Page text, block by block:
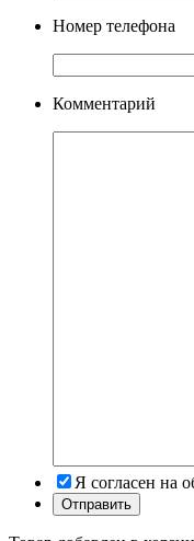
Номер телефона
Комментарий
Я согласен на